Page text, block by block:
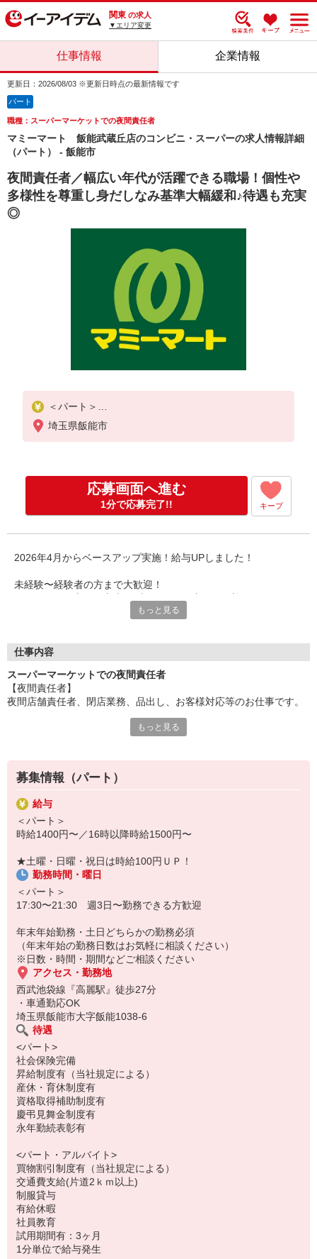
関東 の求人
▼エリア変更
仕事情報 企業情報
更新日：2026/08/03 ※更新日時点の最新情報です
パート
職種：スーパーマーケットでの夜間責任者
マミーマート 飯能武蔵丘店のコンビニ・スーパーの求人情報詳細
（パート） - 飯能市
夜間責任者／幅広い年代が活躍できる職場！個性や
多様性を尊重し身だしなみ基準大幅緩和♪待遇も充実
◎
＜パート＞
時給1400円〜／16時以降時給1500円〜
埼玉県飯能市
応募画面へ進む
1分で応募完了!! キープ
2026年4月からベースアップ実施！給与UPしました！
未経験〜経験者の方まで大歓迎！
Wワーク・扶養範囲内勤務OK！
間未満であること）
セミセルフレジを導入しているため直接お金を触りません。
多様性や個性を尊重し
動きやすくカジュアルな服装◎（ジーパン可）
髪色自由◎（※場合によっては帽子着用）
まずはお気軽にお問合せください！
もっと見る
仕事内容
スーパーマーケットでの夜間責任者
【夜間責任者】
夜間店舗責任者、閉店業務、品出し、お客様対応等のお仕事です。
マミーマートで働くと、待遇もいっぱい！
パート・アルバイトの募集です！
＜お買い物優遇制度＞お仕事帰りにお得にお買いものして帰れま
す！
＜昇給あり＞能力と評価に応じて昇給あります。社員登用制度もあ
その他にも、
＜交通費支給＞＜制服貸与＞
＜各社会保険完備＞＜互助会制度＞ 等々
うれしい待遇をご用意しました！
『未経験でも安心!簡単おしごと』
丁寧にお教えしますので、どなたも安心スタート。
分からないこともすぐに聞けるアットホームな雰囲気の職場です。
経験がなくても、ブランクがあっても、OK！
もっと見る
募集情報（パート）
給与
＜パート＞
時給1400円〜／16時以降時給1500円〜
★土曜・日曜・祝日は時給100円ＵＰ！
勤務時間・曜日
＜パート＞
17:30〜21:30 週3日〜勤務できる方歓迎
年末年始勤務・土日どちらかの勤務必須
（年末年始の勤務日数はお気軽に相談ください）
※日数・時間・期間などご相談ください
アクセス・勤務地
西武池袋線『高麗駅』徒歩27分
・車通勤応OK
埼玉県飯能市大字飯能1038-6
待遇
<パート>
社会保険完備
昇給制度有（当社規定による）
産休・育休制度有
資格取得補助制度有
慶弔見舞金制度有
永年勤続表彰有
<パート・アルバイト>
買物割引制度有（当社規定による）
交通費支給(片道2ｋｍ以上)
制服貸与
有給休暇
社員教育
試用期間有：3ヶ月
1分単位で給与発生